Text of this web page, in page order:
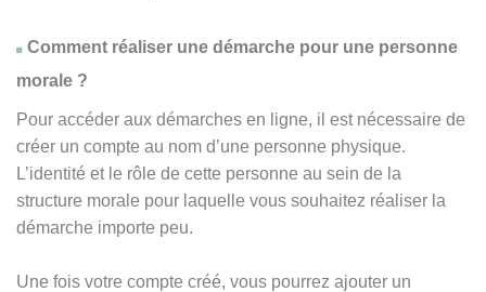
Comment réaliser une démarche pour une personne
morale ?
Pour accéder aux démarches en ligne, il est nécessaire de
créer un compte au nom d’une personne physique.
L’identité et le rôle de cette personne au sein de la
structure morale pour laquelle vous souhaitez réaliser la
démarche importe peu.
Une fois votre compte créé, vous pourrez ajouter un